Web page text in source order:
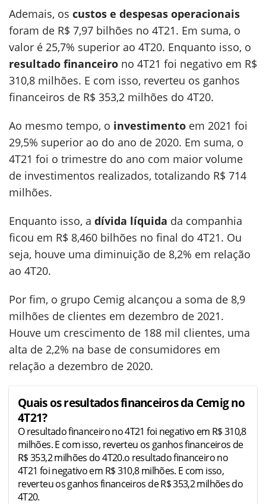
Ademais, os custos e despesas operacionais
foram de R$ 7,97 bilhões no 4T21. Em suma, o
valor é 25,7% superior ao 4T20. Enquanto isso, o
resultado financeiro no 4T21 foi negativo em R$
310,8 milhões. E com isso, reverteu os ganhos
financeiros de R$ 353,2 milhões do 4T20.
Ao mesmo tempo, o investimento em 2021 foi
29,5% superior ao do ano de 2020. Em suma, o
4T21 foi o trimestre do ano com maior volume
de investimentos realizados, totalizando R$ 714
milhões.
Enquanto isso, a dívida líquida da companhia
ficou em R$ 8,460 bilhões no final do 4T21. Ou
seja, houve uma diminuição de 8,2% em relação
ao 4T20.
Por fim, o grupo Cemig alcançou a soma de 8,9
milhões de clientes em dezembro de 2021.
Houve um crescimento de 188 mil clientes, uma
alta de 2,2% na base de consumidores em
relação a dezembro de 2020.
Quais os resultados financeiros da Cemig no
4T21?
O resultado financeiro no 4T21 foi negativo em R$ 310,8
milhões. E com isso, reverteu os ganhos financeiros de
R$ 353,2 milhões do 4T20.o resultado financeiro no
4T21 foi negativo em R$ 310,8 milhões. E com isso,
reverteu os ganhos financeiros de R$ 353,2 milhões do
4T20.